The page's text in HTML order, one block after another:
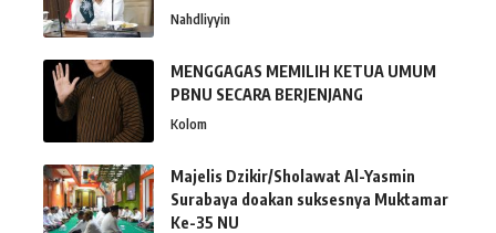
Nahdliyyin
MENGGAGAS MEMILIH KETUA UMUM
PBNU SECARA BERJENJANG
Kolom
Majelis Dzikir/Sholawat Al-Yasmin
Surabaya doakan suksesnya Muktamar
Ke-35 NU